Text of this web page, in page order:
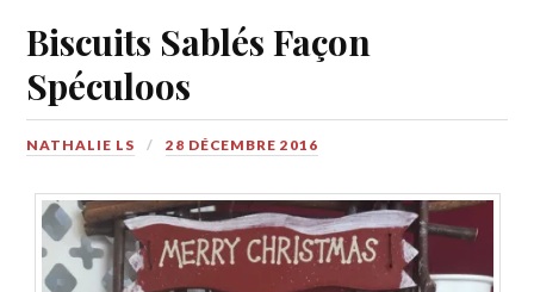
Biscuits Sablés Façon
Spéculoos
NATHALIE LS 28 DÉCEMBRE 2016